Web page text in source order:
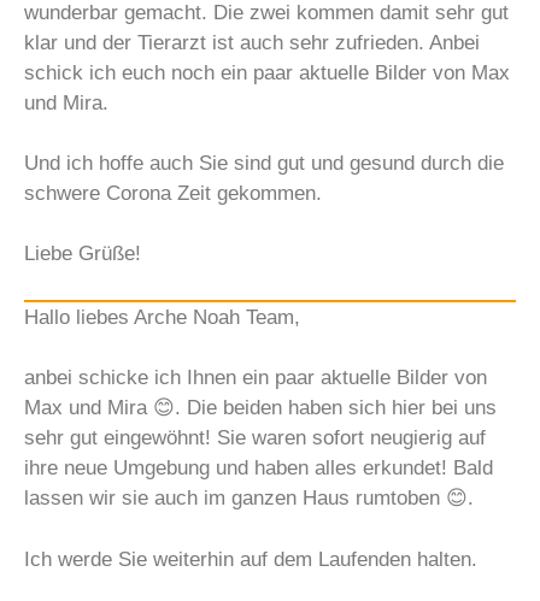
wunderbar gemacht. Die zwei kommen damit sehr gut
klar und der Tierarzt ist auch sehr zufrieden. Anbei
schick ich euch noch ein paar aktuelle Bilder von Max
und Mira.
Und ich hoffe auch Sie sind gut und gesund durch die
schwere Corona Zeit gekommen.
Liebe Grüße!
Hallo liebes Arche Noah Team,
anbei schicke ich Ihnen ein paar aktuelle Bilder von
Max und Mira 😊. Die beiden haben sich hier bei uns
sehr gut eingewöhnt! Sie waren sofort neugierig auf
ihre neue Umgebung und haben alles erkundet! Bald
lassen wir sie auch im ganzen Haus rumtoben 😊.
Ich werde Sie weiterhin auf dem Laufenden halten.